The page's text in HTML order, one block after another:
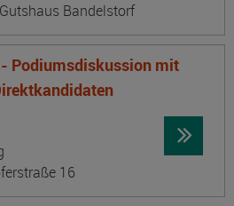
Bandelstorf
Podiumsdiskussion mit
16